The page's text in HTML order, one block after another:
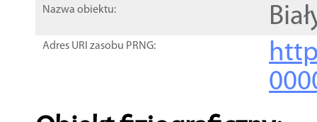
Nazwa obiektu:
Adres URI zasobu PRNG: